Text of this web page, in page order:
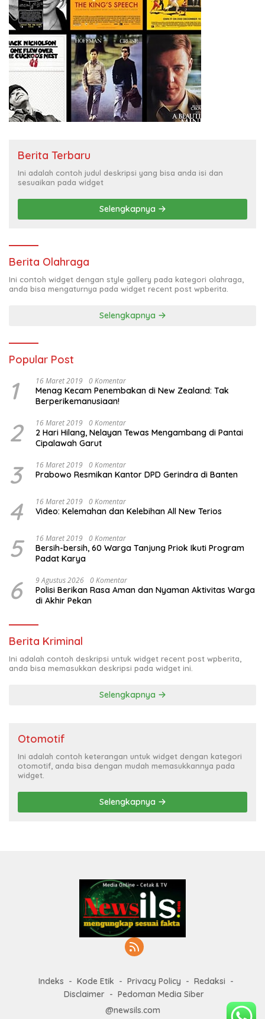
Berita Terbaru
Ini adalah contoh judul deskripsi yang bisa anda isi dan
sesuaikan pada widget
Selengkapnya
Berita Olahraga
Ini contoh widget dengan style gallery pada kategori olahraga,
anda bisa mengaturnya pada widget recent post wpberita.
Selengkapnya
Popular Post
1 16 Maret 2019 0 Komentar
Menag Kecam Penembakan di New Zealand: Tak
Berperikemanusiaan!
2 16 Maret 2019 0 Komentar
2 Hari Hilang, Nelayan Tewas Mengambang di Pantai
Cipalawah Garut
3 16 Maret 2019 0 Komentar
Prabowo Resmikan Kantor DPD Gerindra di Banten
4 16 Maret 2019 0 Komentar
Video: Kelemahan dan Kelebihan All New Terios
5 16 Maret 2019 0 Komentar
Bersih-bersih, 60 Warga Tanjung Priok Ikuti Program
Padat Karya
6 9 Agustus 2026 0 Komentar
Polisi Berikan Rasa Aman dan Nyaman Aktivitas Warga
di Akhir Pekan
Berita Kriminal
Ini adalah contoh deskripsi untuk widget recent post wpberita,
anda bisa memasukkan deskripsi pada widget ini.
Selengkapnya
Otomotif
Ini adalah contoh keterangan untuk widget dengan kategori
otomotif, anda bisa dengan mudah memasukkannya pada
widget.
Selengkapnya
Indeks Kode Etik Privacy Policy
Redaksi
Disclaimer
Pedoman Media Siber
@newsils.com